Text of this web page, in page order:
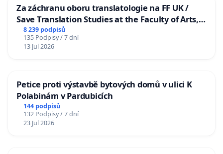
Za záchranu oboru translatologie na FF UK /
Save Translation Studies at the Faculty of Arts,
Charles University
8 239 podpisů
135 Podpisy / 7 dní
13 Jul 2026
Petice proti výstavbě bytových domů v ulici K
Polabinám v Pardubicích
144 podpisů
132 Podpisy / 7 dní
23 Jul 2026